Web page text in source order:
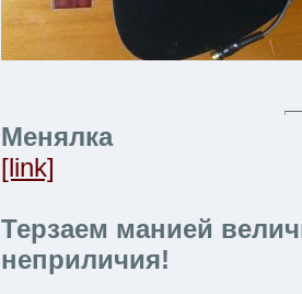
Менялка
[link]
Терзаем манией
неприличия!